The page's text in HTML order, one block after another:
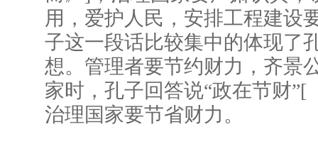
用，爱护人民，安排工程建设
子这一段话比较集中的体现了
想。管理者要节约财力，齐景
家时，孔子回答说“政在节财”[
治理国家要节省财力。